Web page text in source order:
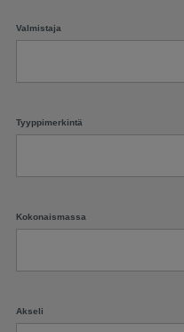
Valmistaja
Tyyppimerkintä
Kokonaismassa
Akseli